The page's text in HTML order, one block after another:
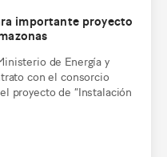
importante proyecto
de Energía y
con el consorcio
proyecto de “Instalación